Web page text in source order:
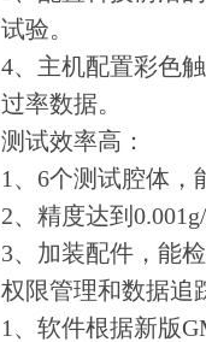
试验。
4、主机配置彩色
过率数据。
测试效率高：
1、6个测试腔体，
2、精度达到
3、加装配件，能
权限管理和数据追
1、软件根据新版